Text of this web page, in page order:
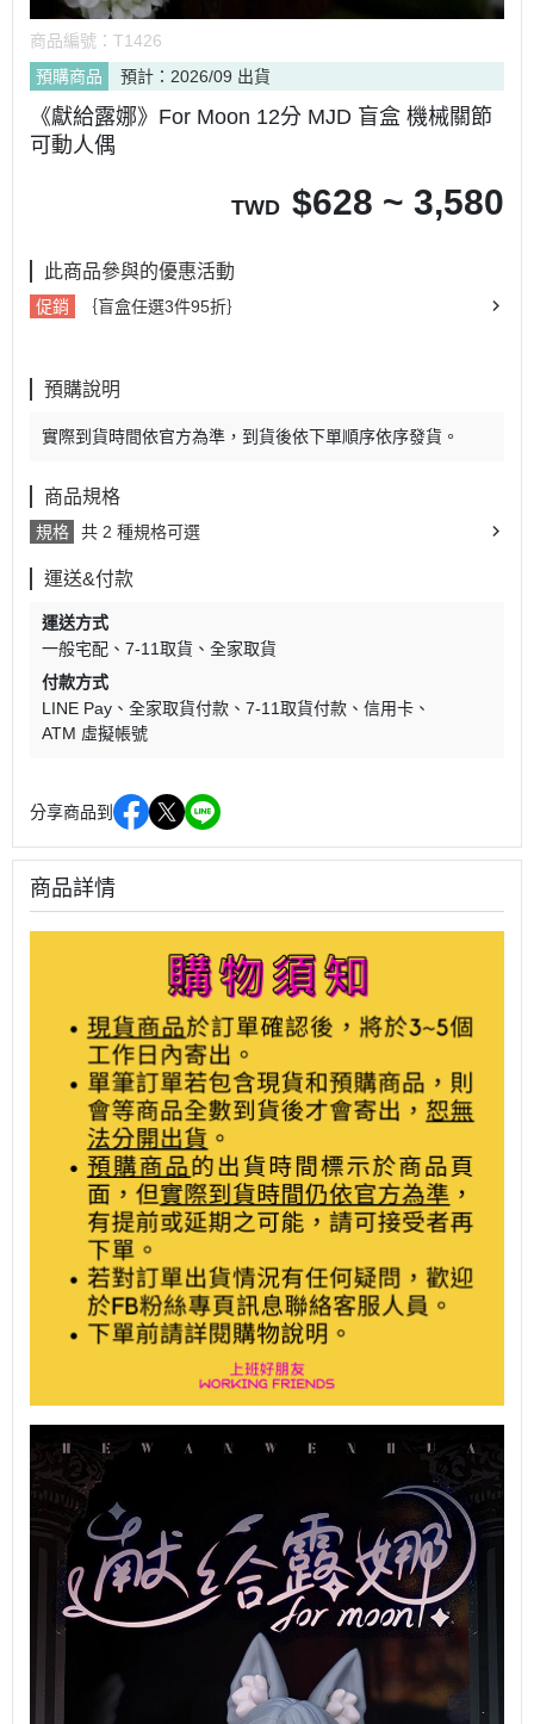
商品編號： T1426
預購商品
預計：2026/09 出貨
《獻給露娜》For Moon 12分 MJD 盲盒 機械關節
可動人偶
TWD $628 ~ 3,580
此商品參與的優惠活動
促銷 ｛盲盒任選3件95折｝
預購說明
實際到貨時間依官方為準，到貨後依下單順序依序發貨。
商品規格
規格 共 2 種規格可選
運送&付款
運送方式
一般宅配
7-11取貨
全家取貨
付款方式
LINE Pay
全家取貨付款 7-11取貨付款
信用卡
ATM 虛擬帳號
分享商品到
商品詳情